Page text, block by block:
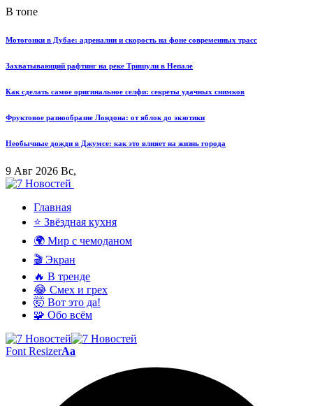
В топе
Мотогонки в Дубае: адреналин и скорость на фоне современных трасс
Захватывающий рафтинг на реке Тришули в Непале
Как сделать самое оригинальное селфи: секреты удачных снимков
Фруктовое разнообразие Лондона: от яблок до экзотики
Необычные дожди в Джумсе: как это влияет на жизнь города
9 Авг 2026 Вс,
Главная
⭐ Звёздная кухня
🌍 Мир с чемоданом
🎬 Экран
🔥 В тренде
😂 Смех и грех
🤯 Вот это да!
🧩 Обо всём
Font ResizerAa